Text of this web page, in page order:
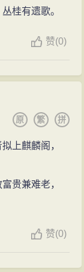
桂有遗歌。
赞(0)
拼
繁
原
上麒麟阁，
贵兼难老，
赞(0)